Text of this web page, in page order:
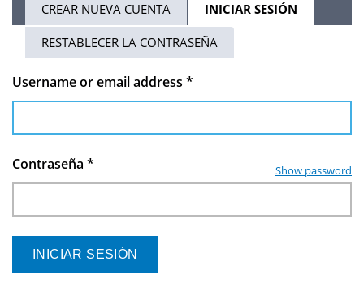
Solapas
principales
CREAR NUEVA CUENTA INICIAR SESIÓN
ACTIVA)
RESTABLECER LA CONTRASEÑA
Username or email address *
Contraseña * Show password